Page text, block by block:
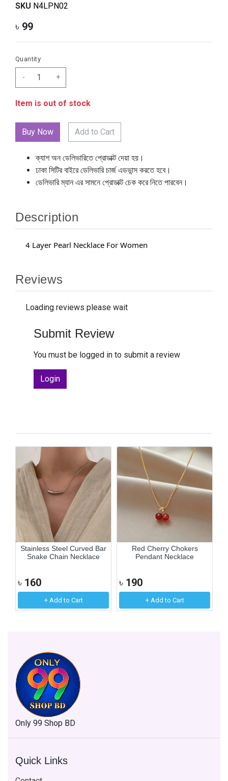
SKU N4LPN02
৳ 99
Quantity
- +
Item is out of stock
Add to Cart
ক্যাশ অন ডেলিভারিতে প্রোডাক্ট দেয়া হয়।
ঢাকা সিটির বাইরে ডেলিভারি চার্জ এডভান্স করতে হবে।
ডেলিভারি ম্যান এর সামনে প্রোডাক্ট চেক করে নিতে পারবেন।
Description
4 Layer Pearl Necklace For Women
Reviews
Loading reviews please wait
Submit Review
You must be logged in to submit a review
Login
Stainless Steel Curved Bar
Snake Chain Necklace
৳ 160
+ Add to Cart
Red Cherry Chokers
Pendant Necklace
৳ 190
+ Add to Cart
Only 99 Shop BD
Quick Links